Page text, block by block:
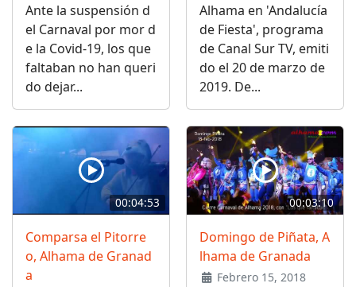
Ante la suspensión d
el Carnaval por mor d
e la Covid-19, los que
faltaban no han queri
do dejar...
Alhama en 'Andalucía
de Fiesta', programa
de Canal Sur TV, emiti
do el 20 de marzo de
2019. De...
00:04:53
Comparsa el Pitorre
o, Alhama de Granad
a
00:03:10
Domingo de Piñata, A
lhama de Granada
Febrero 15, 2018